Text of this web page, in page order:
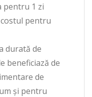
pentru 1 zi
pentru
durată de
beneficiază de
de
și pentru